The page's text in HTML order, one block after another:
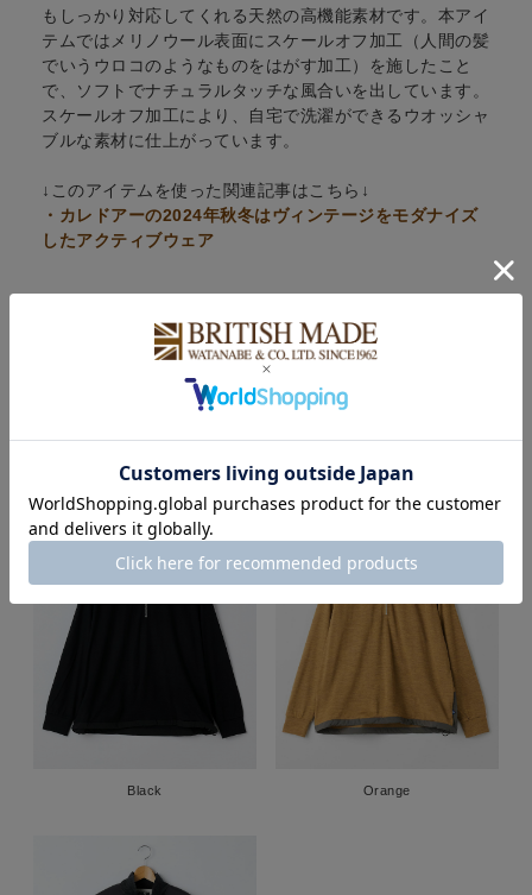
もしっかり対応してくれる天然の高機能素材です。本アイ
テムではメリノウール表面にスケールオフ加工（人間の髪
でいうウロコのようなものをはがす加工）を施したこと
で、ソフトでナチュラルタッチな風合いを出しています。
スケールオフ加工により、自宅で洗濯ができるウオッシャ
ブルな素材に仕上がっています。
↓このアイテムを使った関連記事はこちら↓
・カレドアーの2024年秋冬はヴィンテージをモダナイズ
したアクティブウェア
COLOUR VARIATION
Black Orange